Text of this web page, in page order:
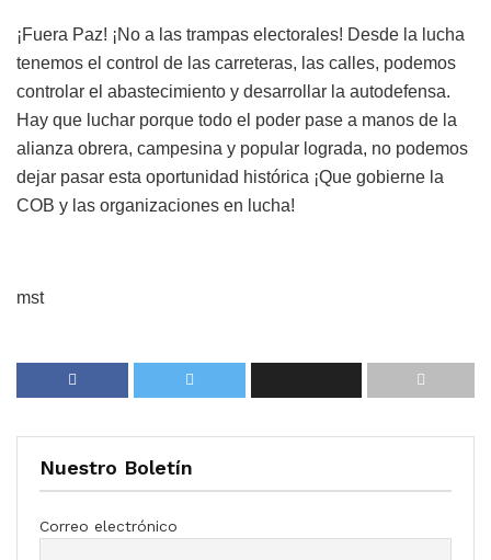
¡Fuera Paz! ¡No a las trampas electorales! Desde la lucha
tenemos el control de las carreteras, las calles, podemos
controlar el abastecimiento y desarrollar la autodefensa.
Hay que luchar porque todo el poder pase a manos de la
alianza obrera, campesina y popular lograda, no podemos
dejar pasar esta oportunidad histórica ¡Que gobierne la
COB y las organizaciones en lucha!
mst
Nuestro Boletín
Correo electrónico